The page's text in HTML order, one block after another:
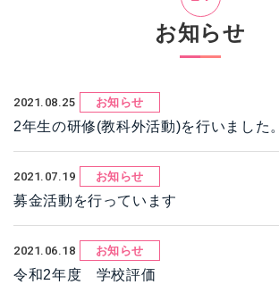
お知らせ
2021.08.25 お知らせ
2年生の研修(教科外活動)を行いました。
2021.07.19 お知らせ
募金活動を行っています
2021.06.18 お知らせ
令和2年度 学校評価